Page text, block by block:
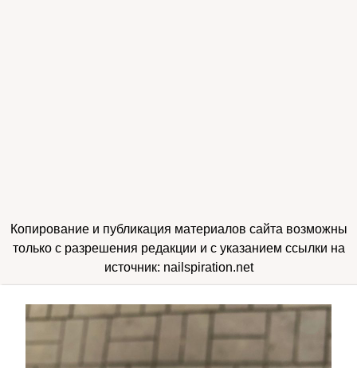
Копирование и публикация материалов сайта возможны
только с разрешения редакции и с указанием ссылки на
источник: nailspiration.net